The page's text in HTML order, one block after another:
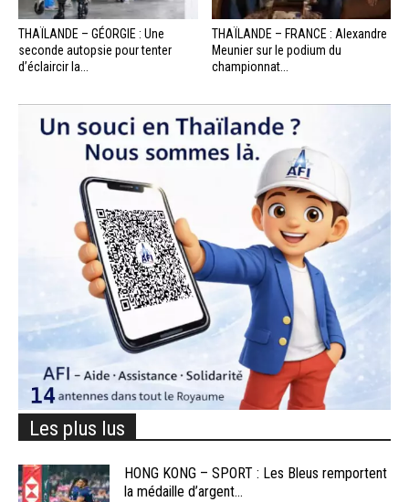
THAÏLANDE – GÉORGIE : Une
seconde autopsie pour tenter
d’éclaircir la...
THAÏLANDE – FRANCE : Alexandre
Meunier sur le podium du
championnat...
Les plus lus
HONG KONG – SPORT : Les Bleus remportent
la médaille d’argent...